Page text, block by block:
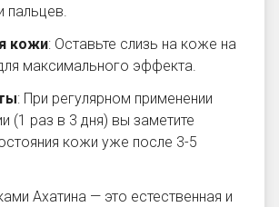
пальцев.
кожи: Оставьте слизь на коже на
максимального эффекта.
: При регулярном применении
(1 раз в 3 дня) вы заметите
кожи уже после 3-5
Ахатина — это естественная и